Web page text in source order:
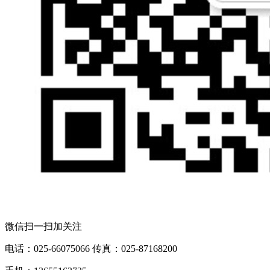
微信扫一扫加关注
电话：025-66075066 传真：025-87168200